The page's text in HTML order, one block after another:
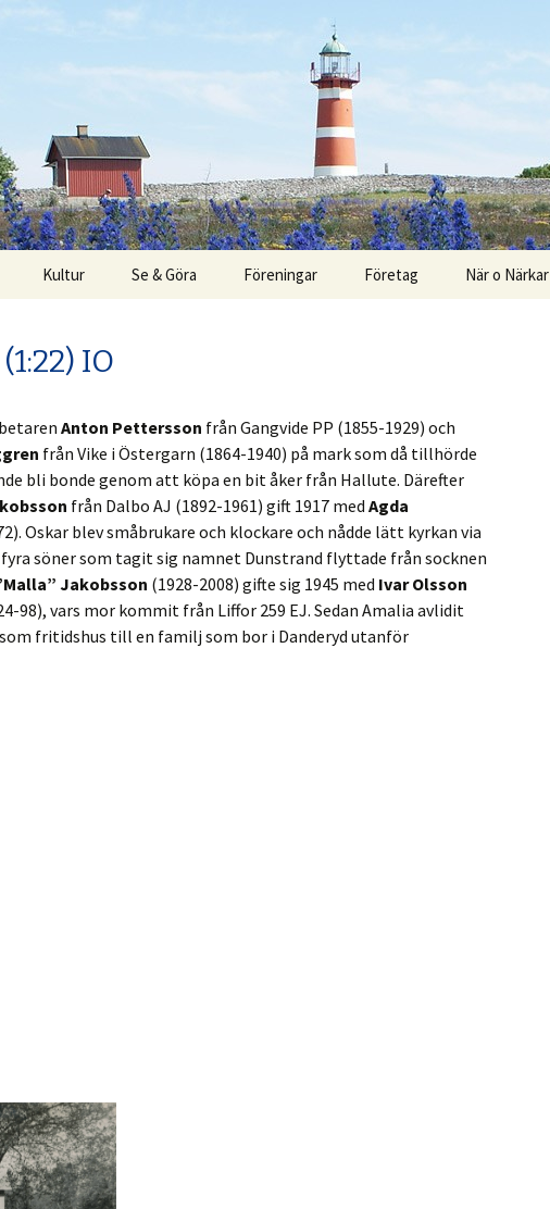
Kultur
Konst
När Bio
Närsakarscen
Se & Göra
Fågelskådning
Fiske i Närsån
Golf
Närleden
Padel & Tennis
Föreningar Företag När o Närkar
IO
Anton Pettersson från Gangvide PP (1855-1929) och
från Vike i Östergarn (1864-1940) på mark som då tillhörde
bli bonde genom att köpa en bit åker från Hallute. Därefter
från Dalbo AJ (1892-1961) gift 1917 med Agda
Oskar blev småbrukare och klockare och nådde lätt kyrkan via
fyra söner som tagit sig namnet Dunstrand flyttade från socknen
Jakobsson (1928-2008) gifte sig 1945 med Ivar Olsson
98), vars mor kommit från Liffor 259 EJ. Sedan Amalia avlidit
fritidshus till en familj som bor i Danderyd utanför